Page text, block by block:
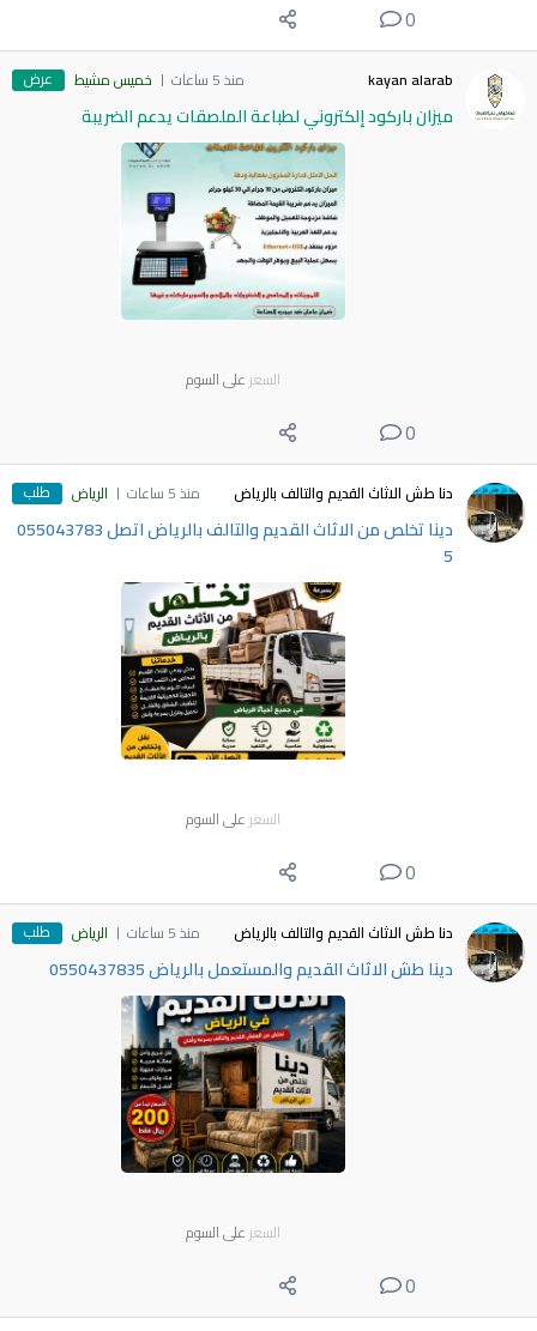
0
kayan alarab منذ 5 ساعات خميس مشيط عرض
ميزان باركود إلكتروني لطباعة الملصقات يدعم الضريبة
السعر على السوم
0
دنا طش الاثاث القديم والتالف بالرياض منذ 5 ساعات الرياض طلب
دينا تخلص من الاثاث القديم والتالف بالرياض اتصل 055043783
5
السعر على السوم
0
دنا طش الاثاث القديم والتالف بالرياض منذ 5 ساعات الرياض طلب
دينا طش الاثاث القديم والمستعمل بالرياض 0550437835
السعر على السوم
0